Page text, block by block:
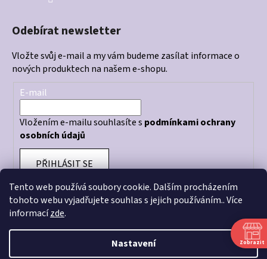
Tento web používá soubory cookie. Dalším procházením
tohoto webu vyjadřujete souhlas s jejich používáním.. Více
informacízde.
Nastavení
Odebírat newsletter
Vložte svůj e-mail a my vám budeme zasílat informace o
nových produktech na našem e-shopu.
E-mail
Vložením e-mailu souhlasíte s podmínkami ochrany
osobních údajů
PŘIHLÁSIT SE
Otevírací doba prodejny: PO - PÁ 10:00 - 18:00 Zobrazit